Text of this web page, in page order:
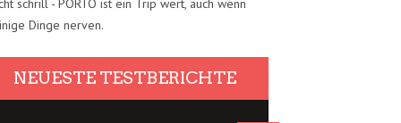
schrill - PORTO ist ein Trip wert, auch wenn
Dinge nerven.
NEUESTE TESTBERICHTE